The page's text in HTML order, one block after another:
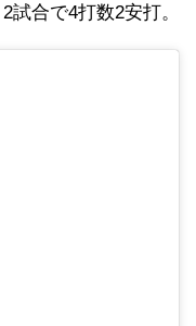
試合で4打数2安打。